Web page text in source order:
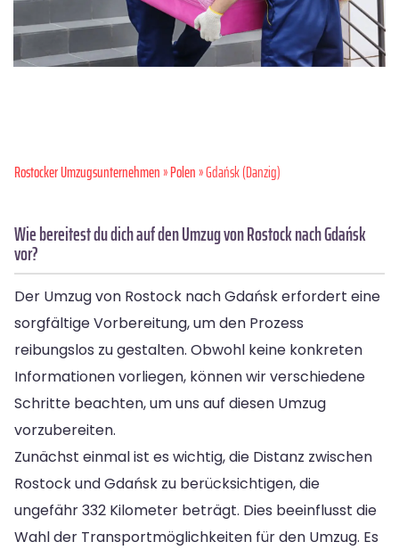
Rostocker Umzugsunternehmen»Polen» Gdańsk (Danzig)
Wie bereitest du dich auf den Umzug von Rostock nach Gdańsk
vor?
Der Umzug von Rostock nach Gdańsk erfordert eine
sorgfältige Vorbereitung, um den Prozess
reibungslos zu gestalten. Obwohl keine konkreten
Informationen vorliegen, können wir verschiedene
Schritte beachten, um uns auf diesen Umzug
vorzubereiten.
Zunächst einmal ist es wichtig, die Distanz zwischen
Rostock und Gdańsk zu berücksichtigen, die
ungefähr 332 Kilometer beträgt. Dies beeinflusst die
Wahl der Transportmöglichkeiten für den Umzug. Es